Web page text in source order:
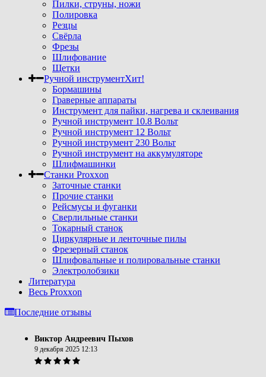
Пилки, струны, ножи
Полировка
Резцы
Свёрла
Фрезы
Шлифование
Щетки
Ручной инструментХит!
Бормашины
Граверные аппараты
Инструмент для пайки, нагрева и склеивания
Ручной инструмент 10.8 Вольт
Ручной инструмент 12 Вольт
Ручной инструмент 230 Вольт
Ручной инструмент на аккумуляторе
Шлифмашинки
Станки Proxxon
Заточные станки
Прочие станки
Рейсмусы и фуганки
Сверлильные станки
Токарный станок
Циркулярные и ленточные пилы
Фрезерный станок
Шлифовальные и полировальные станки
Электролобзики
Литература
Весь Proxxon
Последние отзывы
Виктор Андреевич Пыхов
9 декабря 2025 12:13